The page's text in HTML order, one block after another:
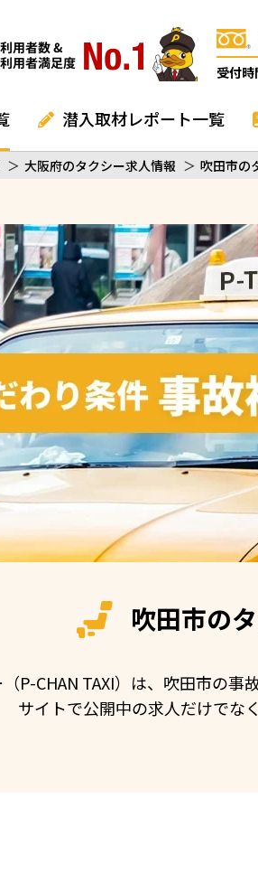
受付
潜入取材レポート一覧
＞ 大阪府のタクシー求人情報 ＞ 吹田市の
吹田市の
P-CHAN TAXI）は、吹田市の
サイトで公開中の求人だけでな